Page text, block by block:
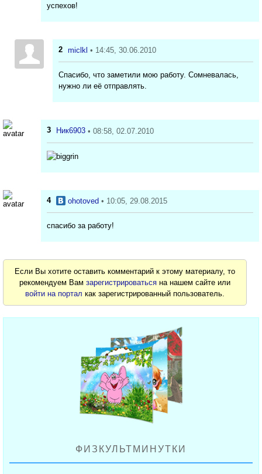
успехов!
2 miclkl • 14:45, 30.06.2010
Спасибо, что заметили мою работу. Сомневалась,
нужно ли её отправлять.
3 Ник6903 • 08:58, 02.07.2010
4 ohotoved • 10:05, 29.08.2015
спасибо за работу!
Если Вы хотите оставить комментарий к этому материалу, то
рекомендуем Вамзарегистрироваться на нашем сайте или
войти на портал как зарегистрированный пользователь.
ФИЗКУЛЬТМИНУТКИ